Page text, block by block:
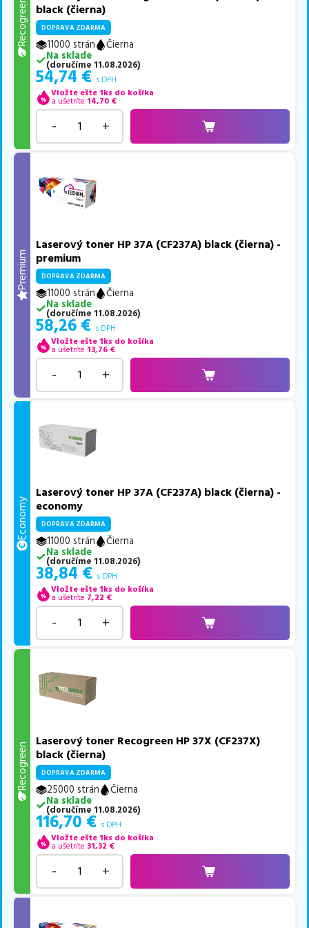
Recogreen black (čierna)
DOPRAVA ZDARMA
11000 strán
Čierna
Na sklade
(doručíme 11.08.2026)
54,74 € s DPH
Vložte ešte 1ks do košíka
a ušetríte 14,70 €
- +
Premium
Laserový toner HP 37A (CF237A) black (čierna) -
premium
DOPRAVA ZDARMA
11000 strán
Čierna
Na sklade
(doručíme 11.08.2026)
58,26 € s DPH
Vložte ešte 1ks do košíka
a ušetríte 13,76 €
- +
Economy
Laserový toner HP 37A (CF237A) black (čierna) -
economy
DOPRAVA ZDARMA
11000 strán
Čierna
Na sklade
(doručíme 11.08.2026)
38,84 € s DPH
Vložte ešte 1ks do košíka
a ušetríte 7,22 €
- +
Recogreen
Laserový toner Recogreen HP 37X (CF237X)
black (čierna)
DOPRAVA ZDARMA
25000 strán
Čierna
Na sklade
(doručíme 11.08.2026)
116,70 € s DPH
Vložte ešte 1ks do košíka
a ušetríte 31,32 €
- +